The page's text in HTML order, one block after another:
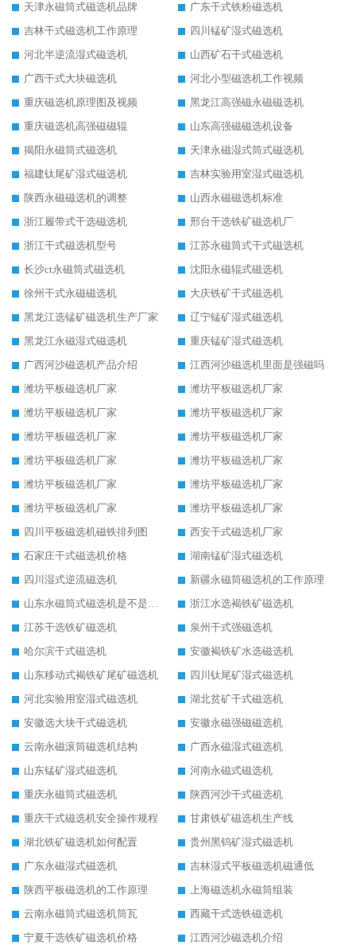
天津永磁筒式磁选机品牌
广东干式铁粉磁选机
吉林干式磁选机工作原理
四川锰矿湿式磁选机
河北半逆流湿式磁选机
山西矿石干式磁选机
广西干式大块磁选机
河北小型磁选机工作视频
重庆磁选机原理图及视频
黑龙江高强磁永磁磁选机
重庆磁选机高强磁磁辊
山东高强磁磁选机设备
揭阳永磁筒式磁选机
天津永磁湿式筒式磁选机
福建钛尾矿湿式磁选机
吉林实验用室湿式磁选机
陕西永磁磁选机的调整
山西永磁磁选机标准
浙江履带式干选磁选机
邢台干选铁矿磁选机厂
浙江干式磁选机型号
江苏永磁筒式干式磁选机
长沙ct永磁筒式磁选机
沈阳永磁辊式磁选机
徐州干式永磁磁选机
大庆铁矿干式磁选机
黑龙江选锰矿磁选机生产厂家
辽宁锰矿湿式磁选机
黑龙江永磁湿式磁选机
重庆锰矿湿式磁选机
广西河沙磁选机产品介绍
江西河沙磁选机里面是强磁吗
潍坊平板磁选机厂家
潍坊平板磁选机厂家
潍坊平板磁选机厂家
潍坊平板磁选机厂家
潍坊平板磁选机厂家
潍坊平板磁选机厂家
潍坊平板磁选机厂家
潍坊平板磁选机厂家
潍坊平板磁选机厂家
潍坊平板磁选机厂家
潍坊平板磁选机厂家
潍坊平板磁选机厂家
四川平板磁选机磁铁排列图
西安干式磁选机厂家
石家庄干式磁选机价格
湖南锰矿湿式磁选机
四川湿式逆流磁选机
新疆永磁筒磁选机的工作原理
山东永磁筒式磁选机是不是强磁
浙江水选褐铁矿磁选机
江苏干选铁矿磁选机
泉州干式强磁选机
哈尔滨干式磁选机
安徽褐铁矿水选磁选机
山东移动式褐铁矿尾矿磁选机
四川钛尾矿湿式磁选机
河北实验用室湿式磁选机
湖北贫矿干式磁选机
安徽选大块干式磁选机
安徽永磁强磁磁选机
云南永磁滚筒磁选机结构
广西永磁湿式磁选机
山东锰矿湿式磁选机
河南永磁式磁选机
重庆永磁筒式磁选机
陕西河沙干式磁选机
重庆干式磁选机安全操作规程
甘肃铁矿磁选机生产线
湖北铁矿磁选机如何配置
贵州黑钨矿湿式磁选机
广东永磁湿式磁选机
吉林湿式平板磁选机磁通低
陕西平板磁选机的工作原理
上海磁选机永磁筒组装
云南永磁筒式磁选机筒瓦
西藏干式选铁磁选机
宁夏干选铁矿磁选机价格
江西河沙磁选机介绍